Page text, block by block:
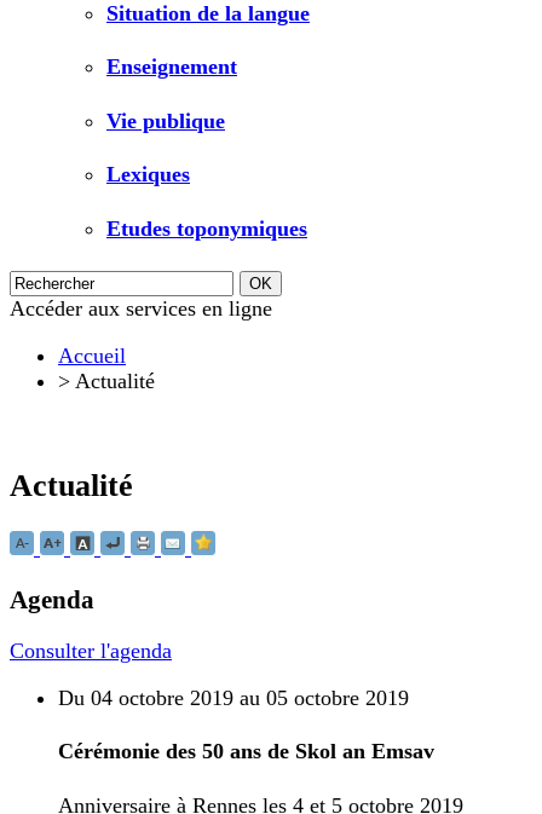
Situation de la langue
Enseignement
Vie publique
Lexiques
Etudes toponymiques
Accéder aux services en ligne
Accueil
> Actualité
Actualité
Agenda
Consulter l'agenda
Du 04 octobre 2019 au 05 octobre 2019
Cérémonie des 50 ans de Skol an Emsav
Anniversaire à Rennes les 4 et 5 octobre 2019